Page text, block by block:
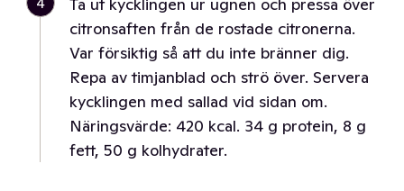
citronsaften från de rostade citronerna.
Var försiktig så att du inte bränner dig.
Repa av timjanblad och strö över. Servera
kycklingen med sallad vid sidan om.
Näringsvärde: 420 kcal. 34 g protein, 8 g
fett, 50 g kolhydrater.